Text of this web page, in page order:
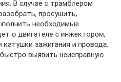
В случае с трамблером
просушить,
необходимые
о двигателе с инжектором,
зажигания и провода.
выявить неисправную